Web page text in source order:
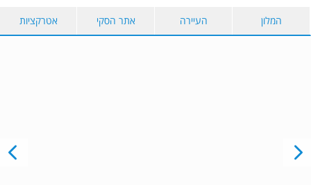
הצג תוצאות
המלון העיירה אתר הסקי אטרקציות